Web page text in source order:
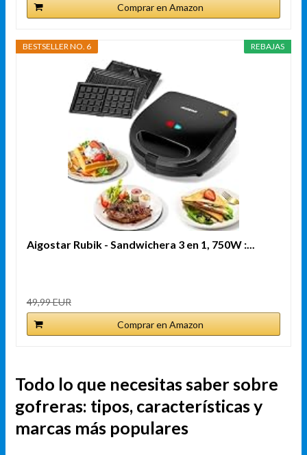
Comprar en Amazon
REBAJAS
BESTSELLER NO. 6
Aigostar Rubik - Sandwichera 3 en 1, 750W :...
49,99 EUR
Comprar en Amazon
Todo lo que necesitas saber sobre
gofreras: tipos, características y
marcas más populares